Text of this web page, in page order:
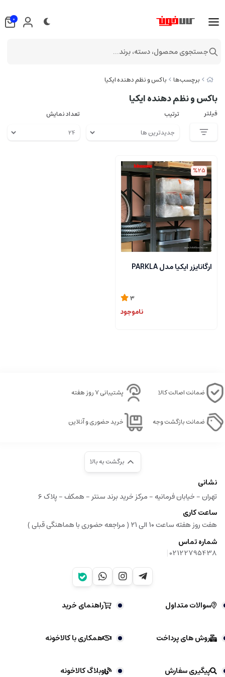
برچسب‌ها باکس و نظم دهنده ایکیا
باکس و نظم دهنده ایکیا
فیلتر ترتیب تعداد نمایش
%25
ارگانایزر ایکیا مدل PARKLA
3
ناموجود
ضمانت اصالت کالا پشتیبانی ۷ روز هفته
ضمانت بازگشت وجه خرید حضوری و آنلاین
برگشت به بالا
نشانی
تهران - خیابان فرمانیه - مرکز خرید برند سنتر - همکف - پلاک ۶
ساعت کاری
هفت روز هفته ساعت ۱۰ الی ۲۱ ( مراجعه حضوری با هماهنگی قبلی )
شماره تماس
02122795438
|
سوالات متداول راهنمای خرید
روش های پرداخت همکاری با کالاخونه
پیگیری سفارش وبلاگ کالاخونه
0
جستجوی محصول، دسته، برند...